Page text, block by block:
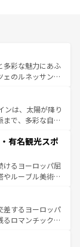
多彩な魅力にあふ
ェのルネッサンス
ルフィ海岸の絶
合間には、本場の
堪能することも
をしてみよう！
ンは、太陽が降り
で、多彩な自然
ンコ、熱気あふ
一部となってい
や、バルセロナの
ーマ遺跡や中世
ペインはその個
なお、新着のスペイン情報は コ
有名観光スポ
けるヨーロッパ屈
ルーブル美術館
殿、歴史的な大
が、訪れる者を心
国としても知ら
プロヴァンスの
差するヨーロッパ
るロマンチック街
ことがない。ベ